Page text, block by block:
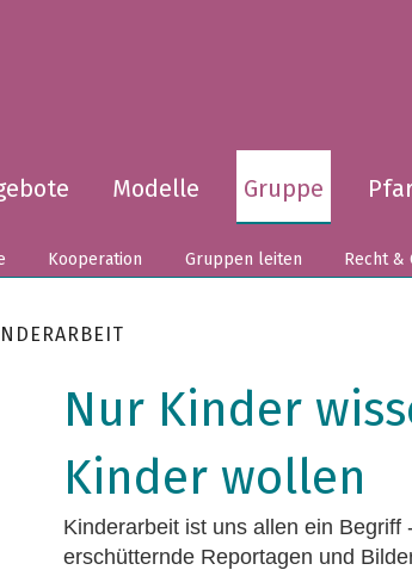
Modelle Gruppe
Kooperation Gruppen leiten Recht &
Nur Kinder
Kinder wollen
Kinderarbeit ist uns allen ein Begriff
erschütternde Reportagen und